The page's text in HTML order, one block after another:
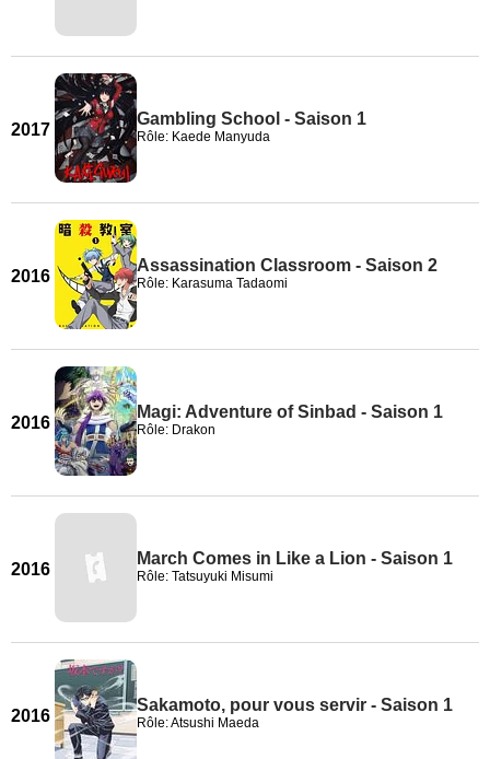
2017
Gambling School - Saison 1
Rôle: Kaede Manyuda
2016
Assassination Classroom - Saison 2
Rôle: Karasuma Tadaomi
2016
Magi: Adventure of Sinbad - Saison 1
Rôle: Drakon
2016
March Comes in Like a Lion - Saison 1
Rôle: Tatsuyuki Misumi
2016
Sakamoto, pour vous servir - Saison 1
Rôle: Atsushi Maeda